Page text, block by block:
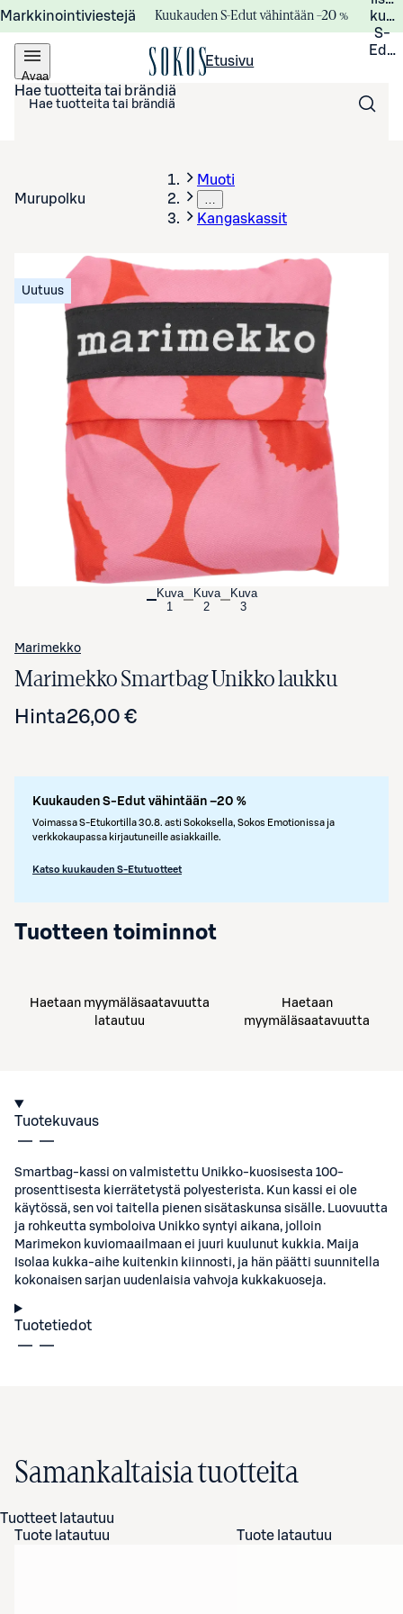
Markkinointiviestejä Kuukauden S-Edut vähintään –20 %
S-
Avaa
valikko
Etusivu
Hae tuotteita tai brändiä
Murupolku
Muoti
…
Kangaskassit
Avaa tuotekuva suurennettuna
Uutuus
Kuva
1
Kuva
2
Kuva
3
Marimekko
Marimekko Smartbag Unikko laukku
Hinta26,00 €
Kuukauden S-Edut vähintään –20 %
Voimassa S-Etukortilla 30.8. asti Sokoksella, Sokos Emotionissa ja
verkkokaupassa kirjautuneille asiakkaille.
Katso kuukauden S-Etutuotteet
Tuotteen toiminnot
Haetaan myymäläsaatavuutta
latautuu
Haetaan
myymäläsaatavuutta
Tuotekuvaus
Smartbag-kassi on valmistettu Unikko-kuosisesta 100-
prosenttisesta kierrätetystä polyesterista. Kun kassi ei ole
käytössä, sen voi taitella pienen sisätaskunsa sisälle. Luovuutta
ja rohkeutta symboloiva Unikko syntyi aikana, jolloin
Marimekon kuviomaailmaan ei juuri kuulunut kukkia. Maija
Isolaa kukka-aihe kuitenkin kiinnosti, ja hän päätti suunnitella
kokonaisen sarjan uudenlaisia vahvoja kukkakuoseja.
Tuotetiedot
Samankaltaisia tuotteita
Tuotteet latautuu
Tuote latautuu
Tuote latautuu